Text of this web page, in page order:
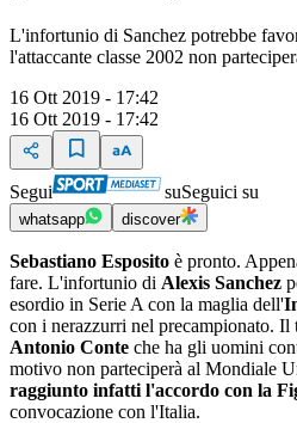
L'infortunio di Sanchez potrebbe
l'attaccante classe 2002 non
16 Ott 2019 - 17:42
16 Ott 2019 - 17:42
Segui suSeguici su
whatsapp discover
Sebastiano Esposito è pronto.
fare. L'infortunio di Alexis Sanchez
esordio in Serie A con la maglia dell'
con i nerazzurri nel precampionato. Il
Antonio Conte che ha gli uomini
motivo non parteciperà al Mondiale
raggiunto infatti l'accordo con la
convocazione con l'Italia.